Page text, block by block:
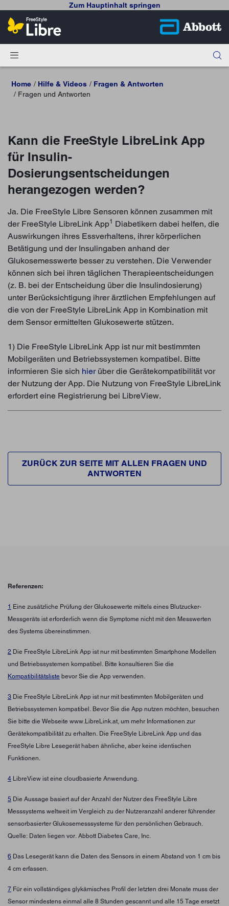
Zum Hauptinhalt springen
Home Hilfe & Videos
Fragen & Antworten
Fragen und Antworten
Kann die FreeStyle LibreLink App
für Insulin-
Dosierungsentscheidungen
herangezogen werden?
Ja. Die FreeStyle Libre Sensoren können zusammen mit
der FreeStyle LibreLink App1 Diabetikern dabei helfen, die
Auswirkungen ihres Essverhaltens, ihrer körperlichen
Betätigung und der Insulingaben anhand der
Glukosemesswerte besser zu verstehen. Die Verwender
können sich bei ihren täglichen Therapieentscheidungen
(z. B. bei der Entscheidung über die Insulindosierung)
unter Berücksichtigung ihrer ärztlichen Empfehlungen auf
die von der FreeStyle LibreLink App in Kombination mit
dem Sensor ermittelten Glukosewerte stützen.
1) Die FreeStyle LibreLink App ist nur mit bestimmten
Mobilgeräten und Betriebssystemen kompatibel. Bitte
informieren Sie sich hierüber die Gerätekompatibilität vor
der Nutzung der App. Die Nutzung von FreeStyle LibreLink
erfordert eine Registrierung bei LibreView.
ZURÜCK ZUR SEITE MIT ALLEN FRAGEN UND
ANTWORTEN
Referenzen:
1 Eine zusätzliche Prüfung der Glukosewerte mittels eines Blutzucker-
Messgeräts ist erforderlich wenn die Symptome nicht mit den Messwerten
des Systems übereinstimmen.
2 Die FreeStyle LibreLink App ist nur mit bestimmten Smartphone Modellen
und Betriebssystemen kompatibel. Bitte konsultieren Sie die
Kompatibilitätsliste bevor Sie die App verwenden.
3 Die FreeStyle LibreLink App ist nur mit bestimmten Mobilgeräten und
Betriebssystemen kompatibel. Bevor Sie die App nutzen möchten, besuchen
Sie bitte die Webseite www.LibreLink.at, um mehr Informationen zur
Gerätekompatibilität zu erhalten. Die FreeStyle LibreLink App und das
FreeStyle Libre Lesegerät haben ähnliche, aber keine identischen
Funktionen.
4 LibreView ist eine cloudbasierte Anwendung.
5 Die Aussage basiert auf der Anzahl der Nutzer des FreeStyle Libre
Messsystems weltweit im Vergleich zu der Nutzeranzahl anderer führender
sensorbasierter Glukosemesssysteme für den persönlichen Gebrauch.
Quelle: Daten liegen vor. Abbott Diabetes Care, Inc.
6 Das Lesegerät kann die Daten des Sensors in einem Abstand von 1 cm bis
4 cm erfassen.
7 Für ein vollständiges glykämisches Profil der letzten drei Monate muss der
Sensor mindestens einmal alle 8 Stunden gescannt und alle 15 Tage ersetzt